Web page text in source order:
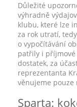
Důležité
výhradně
klubu, které lze
za rok utratí,
o vypočítávání
patřily i příjmové
dostatek, za
reprezentanta
věnujeme pouze
Sparta: